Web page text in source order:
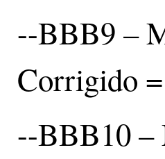
--BBB9 –
Corrigido
--BBB10 –